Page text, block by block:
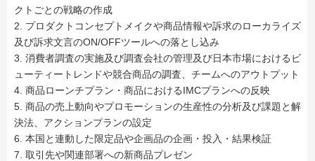
クトごとの戦略の作成
2. プロダクトコンセプトメイクや商品情報や訴求のローカライズ
及び訴求文言のON/OFFツールへの落とし込み
3. 消費者調査の実施及び調査会社の管理及び日本市場におけるビ
ューティートレンドや競合商品の調査、チームへのアウトプット
4. 商品ローンチプラン・商品におけるIMCプランへの反映
5. 商品の売上動向やプロモーションの生産性の分析及び課題と解
決法、アクションプランの設定
6. 本国と連動した限定品や企画品の企画・投入・結果検証
7. 取引先や関連部署への新商品プレゼン